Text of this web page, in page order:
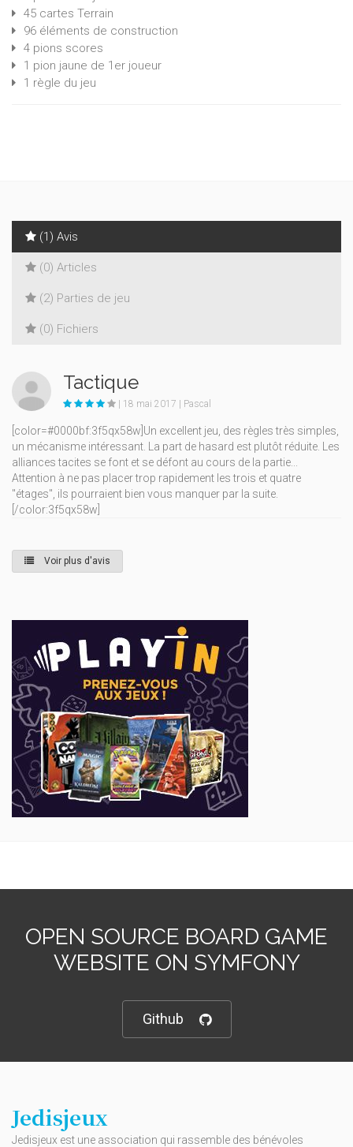
45 cartes Terrain
96 éléments de construction
4 pions scores
1 pion jaune de 1er joueur
1 règle du jeu
(1) Avis
(0) Articles
(2) Parties de jeu
(0) Fichiers
Tactique
| 18 mai 2017 | Pascal
[color=#0000bf:3f5qx58w]Un excellent jeu, des règles très simples,
un mécanisme intéressant. La part de hasard est plutôt réduite. Les
alliances tacites se font et se défont au cours de la partie...
Attention à ne pas placer trop rapidement les trois et quatre
"étages", ils pourraient bien vous manquer par la suite.
[/color:3f5qx58w]
Voir plus d'avis
OPEN SOURCE BOARD GAME
WEBSITE ON SYMFONY
Github
Jedisjeux
Jedisjeux est une association qui rassemble des bénévoles